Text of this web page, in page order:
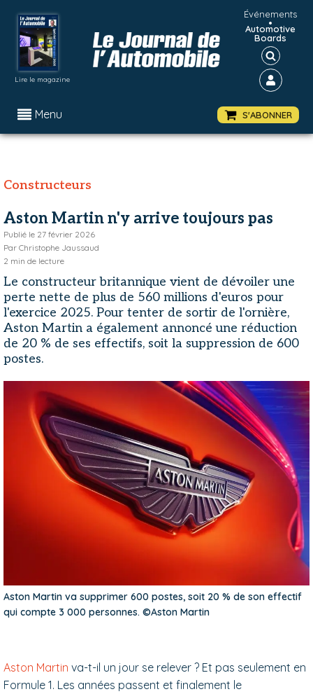
Lire le magazine
Événements
•
Automotive
Boards
Menu S'ABONNER
Constructeurs
Aston Martin n'y arrive toujours pas
Publié le 27 février 2026
Par Christophe Jaussaud
2 min de lecture
Le constructeur britannique vient de dévoiler une
perte nette de plus de 560 millions d'euros pour
l'exercice 2025. Pour tenter de sortir de l'ornière,
Aston Martin a également annoncé une réduction
de 20 % de ses effectifs, soit la suppression de 600
postes.
Aston Martin va supprimer 600 postes, soit 20 % de son effectif
qui compte 3 000 personnes. ©Aston Martin
Aston Martin va-t-il un jour se relever ? Et pas seulement en
Formule 1. Les années passent et finalement le